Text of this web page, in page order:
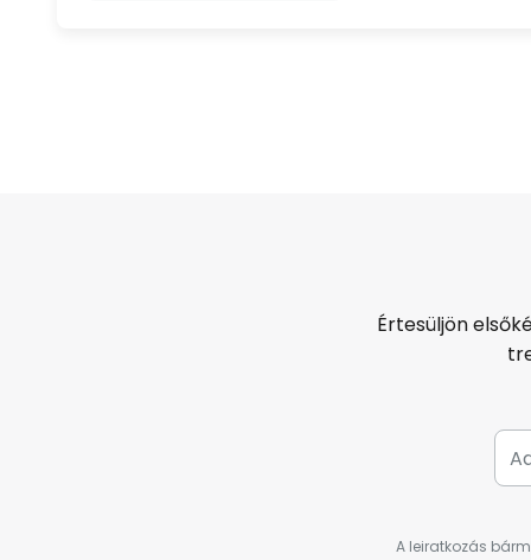
Értesüljön
A leiratkozás